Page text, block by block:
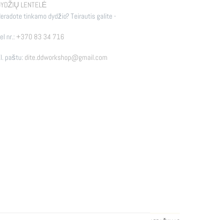
LENTELĖ
tinkamo dydžio? Teirautis galite -
nr.: +370 83 34 716
paštu: dite.ddworkshop@gmail.com